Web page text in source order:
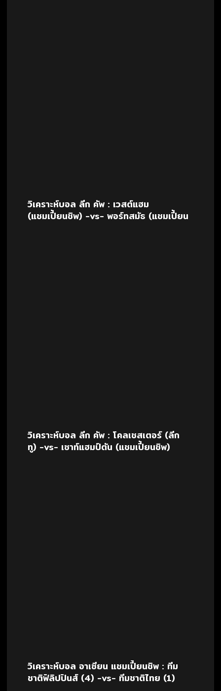
วิเคราะห์บอล ลีก คัพ : เวสต์แฮม
(แชมเปี้ยนชิพ) -vs- พอร์ทสมัธ (แชมเปี้ยน
วิเคราะห์บอล ลีก คัพ : โคลเชสเตอร์ (ลีก
ทู) -vs- เซาท์แฮมป์ตัน (แชมเปี้ยนชิพ)
วิเคราะห์บอล อาเซียน แชมเปี้ยนชิพ : ทีม
ชาติฟิลิปปินส์ (4) -vs- ทีมชาติไทย (1)